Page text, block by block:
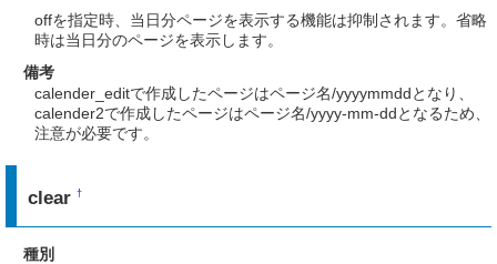
offを指定時、当日分ページを表示する機能は抑制されます。省略
時は当日分のページを表示します。
備考
calender_editで作成したページはページ名/yyyymmddとなり、
calender2で作成したページはページ名/yyyy-mm-ddとなるため、
注意が必要です。
clear†
種別